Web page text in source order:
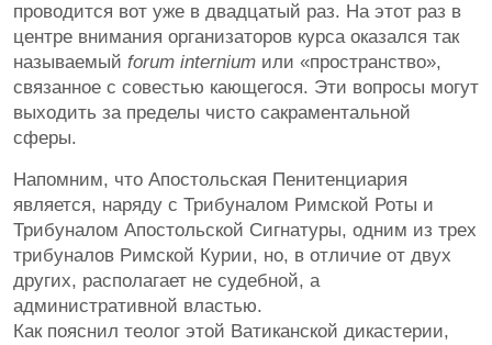
проводится вот уже в двадцатый раз. На этот раз в
центре внимания организаторов курса оказался так
называемый forum internium или «пространство»,
связанное с совестью кающегося. Эти вопросы могут
выходить за пределы чисто сакраментальной
сферы.
Напомним, что Апостольская Пенитенциария
является, наряду с Трибуналом Римской Роты и
Трибуналом Апостольской Сигнатуры, одним из трех
трибуналов Римской Курии, но, в отличие от двух
других, располагает не судебной, а
административной властью.
Как пояснил теолог этой Ватиканской дикастерии,